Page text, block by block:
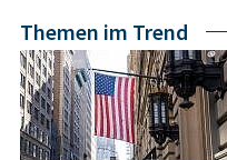
Themen im Trend